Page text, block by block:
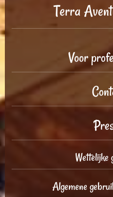
Terra
Voor
Wettelijke
Algemene